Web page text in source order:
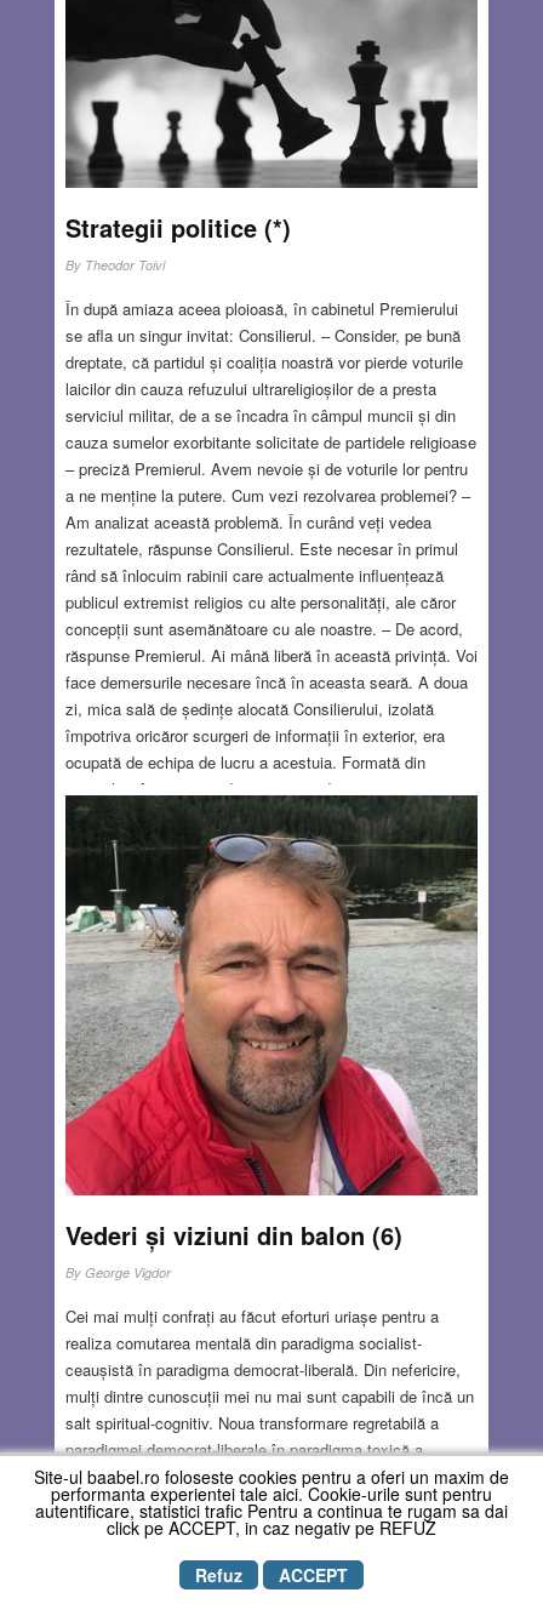
Istanbul până la Sofia, de unde s-au îndreptat către Berlin.
Aici Ievsei Lazarovici a fondat Editura Orbis, unde
Vladimir Nabokov, pe atunci cunoscut sub pseudonimul
Vladimir Sirin, traducea din Dostoievski și adesori juca
șah cu ”patronul”. În schimb, Vera Slonim se delecta cu
lectura poeziilor lui V. Sirin, pe care-l admira și ar fi vrut
mult să-l cunoască. Vera și Nabokov s-au întâlnit la Berlin
urma Revoluției Bolșevice din 1917.
Strategii politice (*)
By Theodor Toivi
În după amiaza aceea ploioasă, în cabinetul Premierului
se afla un singur invitat: Consilierul. – Consider, pe bună
dreptate, că partidul și coaliția noastră vor pierde voturile
laicilor din cauza refuzului ultrareligioșilor de a presta
serviciul militar, de a se încadra în câmpul muncii și din
cauza sumelor exorbitante solicitate de partidele religioase
– preciză Premierul. Avem nevoie și de voturile lor pentru
a ne menține la putere. Cum vezi rezolvarea problemei? –
Am analizat această problemă. În curând veți vedea
rezultatele, răspunse Consilierul. Este necesar în primul
rând să înlocuim rabinii care actualmente influențează
publicul extremist religios cu alte personalități, ale căror
concepții sunt asemănătoare cu ale noastre. – De acord,
răspunse Premierul. Ai mână liberă în această privință. Voi
face demersurile necesare încă în aceasta seară. A doua
zi, mica sală de ședințe alocată Consilierului, izolată
împotriva oricăror scurgeri de informații în exterior, era
ocupată de echipa de lucru a acestuia. Formată din
specialiști în mass media, științe juridice, spionaj sau
anchete polițienești, echipa Consilierului avea în
componentă și un eminent specialist în Talmud, cu un
doctorat de la Yeshiva University New York. Consilierul le
explică în detaliu dorințele Premierului și planul pentru a le
rezolva, folosind procedee mai puțin ortodoxe, cu care
echipa era de altfel familiarizată.
Read more…
MAY 18, 2023 9 COMMENTS
Vederi și viziuni din balon (6)
By George Vigdor
Cei mai mulți confrați au făcut eforturi uriașe pentru a
realiza comutarea mentală din paradigma socialist-
ceaușistă în paradigma democrat-liberală. Din nefericire,
mulți dintre cunoscuții mei nu mai sunt capabili de încă un
salt spiritual-cognitiv. Noua transformare regretabilă a
paradigmei democrat-liberale în paradigma toxică a
globalismului autocratic nu mai este sesizată și percepută
de mulți dintre amicii mei. Ei au rămas apărători dogmatici
și retrograzi ai unui sistem depășit de realitate. Ar fi bine
să ne întoarcem la democrația liberală autentică din anii
60-90, fără pervertiri ideologice, economice și sociale,
Copyright © REVISTA BAABEL
Site-ul baabel.ro foloseste cookies pentru a oferi un maxim de
performanta experientei tale aici. Cookie-urile sunt pentru
autentificare, statistici trafic Pentru a continua te rugam sa dai
click pe ACCEPT, in caz negativ pe REFUZ
Refuz
ACCEPT